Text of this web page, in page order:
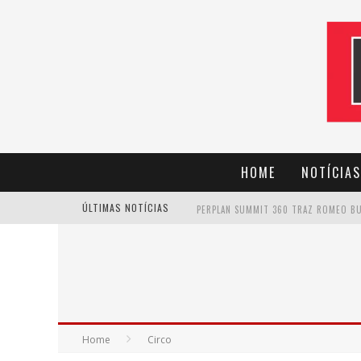
HOME NOTÍCIAS
ÚLTIMAS NOTÍCIAS
Home Circo